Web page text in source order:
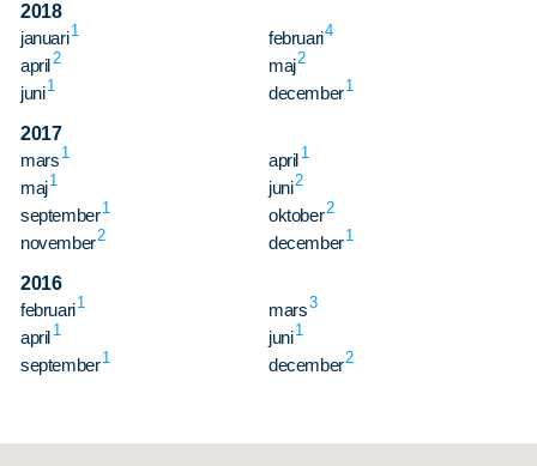
2018
januari1 februari4
april2 maj2
juni1 december1
2017
mars 1 april 1
maj1 juni2
september1 oktober2
november2 december1
2016
februari1 mars3
april 1 juni1
september1 december2